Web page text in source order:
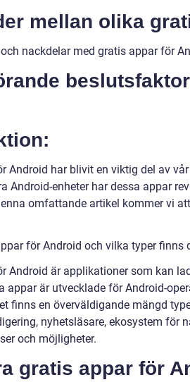
mellan olika
nackdelar med gratis appar för
Android har blivit en viktig del av
Android-enheter har dessa appar
omfattande artikel kommer vi
för Android och vilka typer finns
Android är applikationer som kan
appar är utvecklade för Android-
finns en överväldigande mängd
nyhetsläsare, ekosystem för
och möjligheter.
gratis appar för